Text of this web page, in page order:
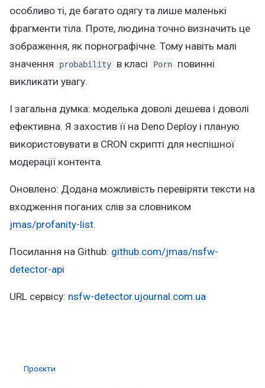
особливо ті, де багато одягу та лише маленькі
фрагменти тіла. Проте, людина точно визначить це
зображення, як порнографічне. Тому навіть малі
значення
probability в класі Porn
повинні
викликати увагу.
І загальна думка: моделька доволі дешева і доволі
ефективна. Я захостив її на Deno Deploy і планую
використовувати в CRON скрипті для неспішної
модерації контента.
Оновлено: Додана можливість перевіряти тексти на
входження поганих слів за словником
jmas/profanity-list.
Посилання на Github: github.com/jmas/nsfw-
detector-api
URL сервісу: nsfw-detector.ujournal.com.ua
Проєкти